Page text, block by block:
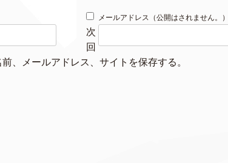
メールアドレス（公開はされません。
次
回
、メールアドレス、サイトを保存する。